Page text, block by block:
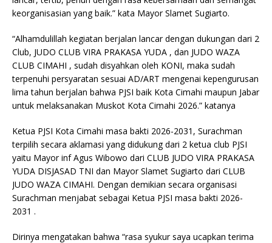
keorganisasian yang baik.” kata Mayor Slamet Sugiarto.
“Alhamdulillah kegiatan berjalan lancar dengan dukungan dari 2
Club, JUDO CLUB VIRA PRAKASA YUDA , dan JUDO WAZA
CLUB CIMAHI , sudah disyahkan oleh KONI, maka sudah
terpenuhi persyaratan sesuai AD/ART mengenai kepengurusan
lima tahun berjalan bahwa PJSI baik Kota Cimahi maupun Jabar
untuk melaksanakan Muskot Kota Cimahi 2026.” katanya
Ketua PJSI Kota Cimahi masa bakti 2026-2031, Surachman
terpilih secara aklamasi yang didukung dari 2 ketua club PJSI
yaitu Mayor inf Agus Wibowo dari CLUB JUDO VIRA PRAKASA
YUDA DISJASAD TNI dan Mayor Slamet Sugiarto dari CLUB
JUDO WAZA CIMAHI. Dengan demikian secara organisasi
Surachman menjabat sebagai Ketua PJSI masa bakti 2026-
2031 .
Dirinya mengatakan bahwa “rasa syukur saya ucapkan terima